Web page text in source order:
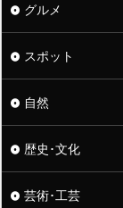
グルメ
スポット
自然
歴史･文化
芸術･工芸